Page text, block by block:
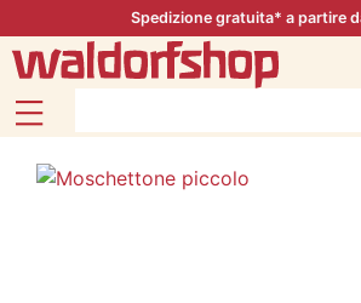
Spedizione gratuita* a partire